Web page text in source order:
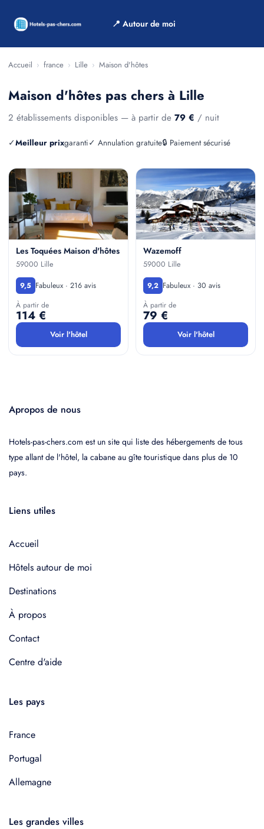
📍 Autour de moi
Accueil › france › Lille › Maison d'hôtes
Maison d'hôtes pas chers à Lille
2 établissements disponibles — à partir de 79 € / nuit
✓Meilleur prixgaranti✓ Annulation gratuite🔒 Paiement sécurisé
Les Toquées Maison d'hôtes
59000 Lille
9,5 Fabuleux · 216 avis
À partir de
114 €
Voir l'hôtel
Wazemoff
59000 Lille
9,2 Fabuleux · 30 avis
À partir de
79 €
Voir l'hôtel
Apropos de nous
Hotels-pas-chers.com est un site qui liste des hébergements de tous
type allant de l'hôtel, la cabane au gîte touristique dans plus de 10
pays.
Liens utiles
Accueil
Hôtels autour de moi
Destinations
À propos
Contact
Centre d'aide
Les pays
France
Portugal
Allemagne
Les grandes villes